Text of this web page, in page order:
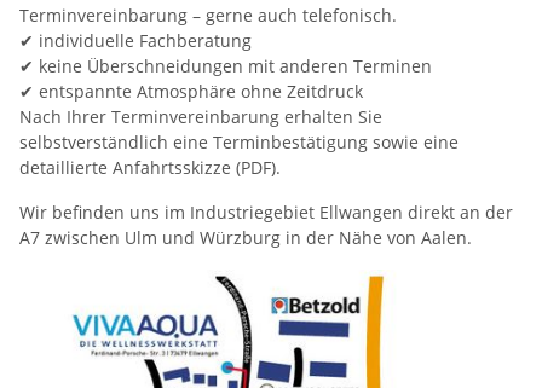
Terminvereinbarung – gerne auch telefonisch.
✔ individuelle Fachberatung
✔ keine Überschneidungen mit anderen Terminen
✔ entspannte Atmosphäre ohne Zeitdruck
Nach Ihrer Terminvereinbarung erhalten Sie
selbstverständlich eine Terminbestätigung sowie eine
detaillierte Anfahrtsskizze (PDF).
Wir befinden uns im Industriegebiet Ellwangen direkt an der
A7 zwischen Ulm und Würzburg in der Nähe von Aalen.